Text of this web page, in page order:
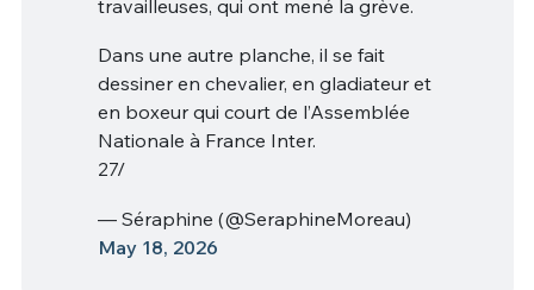
travailleuses, qui ont mené la grève.
Dans une autre planche, il se fait
dessiner en chevalier, en gladiateur et
en boxeur qui court de l’Assemblée
Nationale à France Inter.
27/
— Séraphine (@SeraphineMoreau)
May 18, 2026